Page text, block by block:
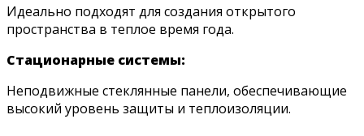
Идеально подходят для создания открытого
пространства в теплое время года.
Стационарные системы:
Неподвижные стеклянные панели, обеспечивающие
высокий уровень защиты и теплоизоляции.